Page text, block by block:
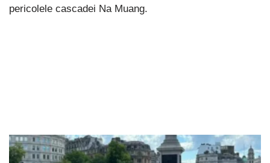
pericolele cascadei Na Muang.